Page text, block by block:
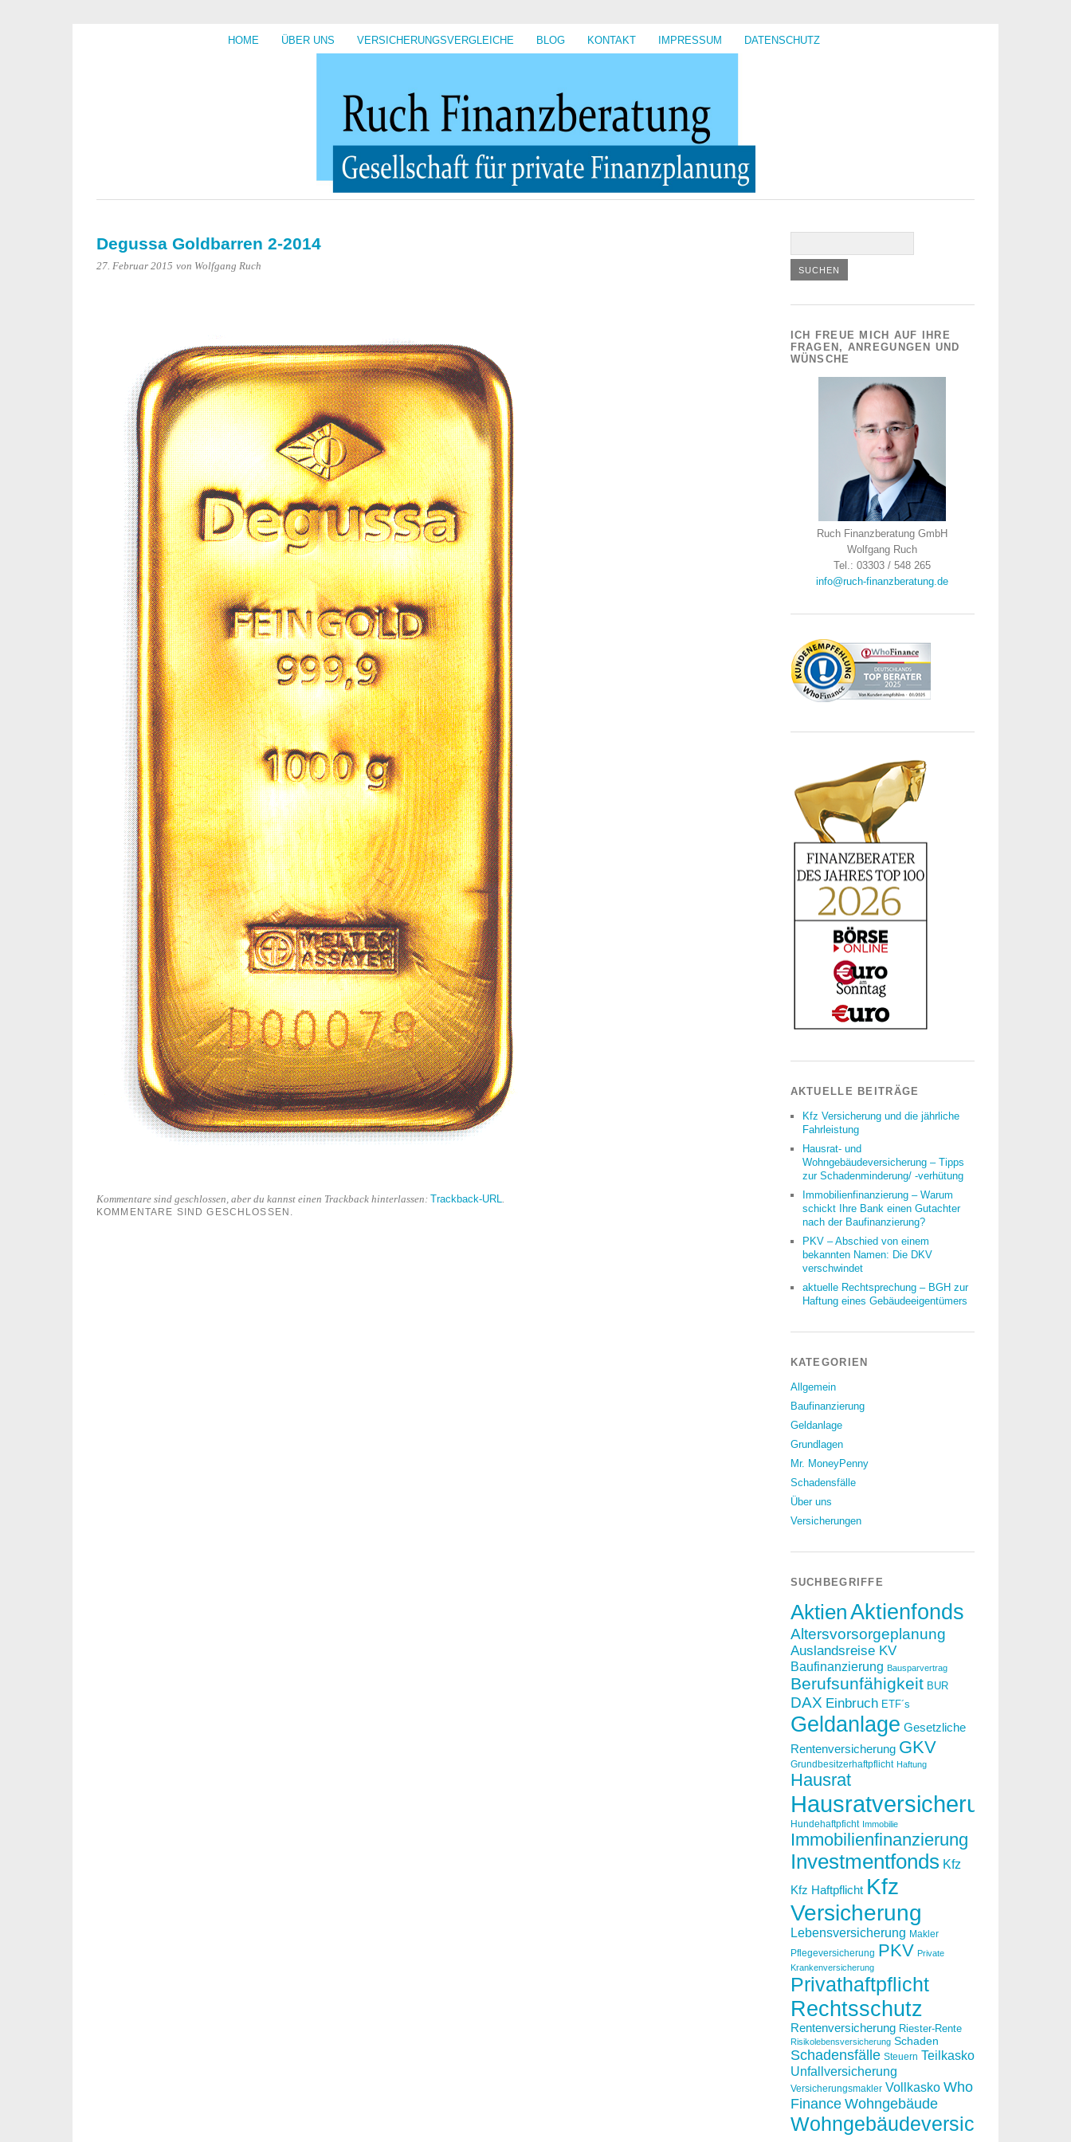
HOME ÜBER UNS VERSICHERUNGSVERGLEICHE BLOG KONTAKT IMPRESSUM DATENSCHUTZ
Degussa Goldbarren 2-2014
27. Februar 2015 von Wolfgang Ruch
Kommentare sind geschlossen, aber du kannst einen Trackback hinterlassen: Trackback-URL.
KOMMENTARE SIND GESCHLOSSEN.
ICH FREUE MICH AUF IHRE
FRAGEN, ANREGUNGEN UND
WÜNSCHE
Ruch Finanzberatung GmbH
Wolfgang Ruch
Tel.: 03303 / 548 265
info@ruch-finanzberatung.de
AKTUELLE BEITRÄGE
Kfz Versicherung und die jährliche
Fahrleistung
Hausrat- und
Wohngebäudeversicherung – Tipps
zur Schadenminderung/ -verhütung
Immobilienfinanzierung – Warum
schickt Ihre Bank einen Gutachter
nach der Baufinanzierung?
PKV – Abschied von einem
bekannten Namen: Die DKV
verschwindet
aktuelle Rechtsprechung – BGH zur
Haftung eines Gebäudeeigentümers
KATEGORIEN
Allgemein
Baufinanzierung
Geldanlage
Grundlagen
Mr. MoneyPenny
Schadensfälle
Über uns
Versicherungen
SUCHBEGRIFFE
AktienAktienfonds
Altersvorsorgeplanung
Auslandsreise KV
Baufinanzierung Bausparvertrag
Berufsunfähigkeit BUR
DAX Einbruch ETF´s
Geldanlage Gesetzliche
Rentenversicherung GKV
Grundbesitzerhaftpflicht Haftung
Hausrat
Hausratversicherung
Hundehaftpficht Immobilie
Immobilienfinanzierung
Investmentfonds Kfz
Kfz Haftpflicht Kfz
Versicherung
Lebensversicherung Makler
Pflegeversicherung PKV Private
Krankenversicherung
Privathaftpflicht
Rechtsschutz
Rentenversicherung Riester-Rente
Risikolebensversicherung Schaden
Schadensfälle Steuern Teilkasko
Unfallversicherung
Versicherungsmakler Vollkasko Who
Finance Wohngebäude
Wohngebäudeversicherung